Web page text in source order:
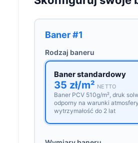
Baner #1
Rodzaj baneru
Baner standardowy
35 zł/m² NETTO
Baner PCV 510g/m², druk
odporny na warunki
wytrzymałość do 2 lat